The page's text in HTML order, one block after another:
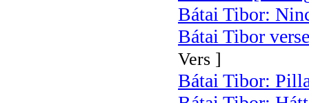
Bátai Tibor:
Bátai Tibor
Vers ]
Bátai Tibor: